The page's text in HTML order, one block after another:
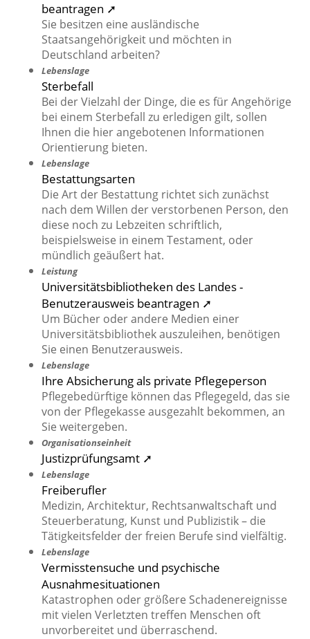
beantragen ➚
Sie besitzen eine ausländische
Staatsangehörigkeit und möchten in
Deutschland arbeiten?
Lebenslage
Sterbefall
Bei der Vielzahl der Dinge, die es für Angehörige
bei einem Sterbefall zu erledigen gilt, sollen
Ihnen die hier angebotenen Informationen
Orientierung bieten.
Lebenslage
Bestattungsarten
Die Art der Bestattung richtet sich zunächst
nach dem Willen der verstorbenen Person, den
diese noch zu Lebzeiten schriftlich,
beispielsweise in einem Testament, oder
mündlich geäußert hat.
Leistung
Universitätsbibliotheken des Landes -
Benutzerausweis beantragen ➚
Um Bücher oder andere Medien einer
Universitätsbibliothek auszuleihen, benötigen
Sie einen Benutzerausweis.
Lebenslage
Ihre Absicherung als private Pflegeperson
Pflegebedürftige können das Pflegegeld, das sie
von der Pflegekasse ausgezahlt bekommen, an
Sie weitergeben.
Organisationseinheit
Justizprüfungsamt ➚
Lebenslage
Freiberufler
Medizin, Architektur, Rechtsanwaltschaft und
Steuerberatung, Kunst und Publizistik – die
Tätigkeitsfelder der freien Berufe sind vielfältig.
Lebenslage
Vermisstensuche und psychische
Ausnahmesituationen
Katastrophen oder größere Schadenereignisse
mit vielen Verletzten treffen Menschen oft
unvorbereitet und überraschend.